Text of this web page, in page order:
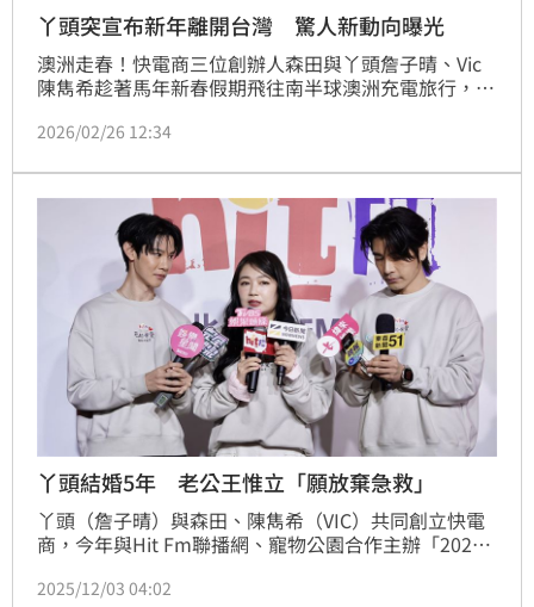
丫頭突宣布新年離開台灣 驚人新動向曝光
澳洲走春！快電商三位創辦人森田與丫頭詹子晴、Vic
陳雋希趁著馬年新春假期飛往南半球澳洲充電旅行，森
認識到澳洲更多深入的文化氣息！」結束僅僅七天的假
是活力滿滿！凌晨5點下飛機，我們就直接進公司了，
覺得這一趟旅遊身心靈都顧到了，回來零時差直接開
工！」蔡維歆
2026/02/26 12:34
丫頭結婚5年 老公王惟立「願放棄急救」
丫頭（詹子晴）與森田、陳雋希（VIC）共同創立快電
商，今年與Hit Fm聯播網、寵物公園合作主辦「2025
養2隻貓咪的丫頭，透露愛貓日前才因腎衰竭一度命
2025/12/03 04:02